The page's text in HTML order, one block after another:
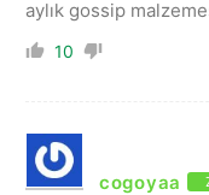
aylık gossip
10
cogoyaa